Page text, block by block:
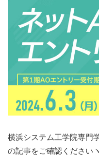
横浜システム工学院専門
の記事をご確認ください